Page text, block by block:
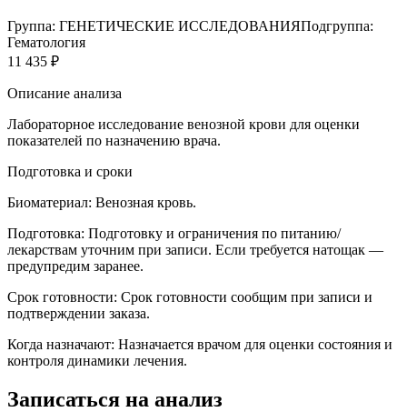
Группа: ГЕНЕТИЧЕСКИЕ ИССЛЕДОВАНИЯПодгруппа:
Гематология
11 435 ₽
Описание анализа
Лабораторное исследование венозной крови для оценки
показателей по назначению врача.
Подготовка и сроки
Биоматериал: Венозная кровь.
Подготовка: Подготовку и ограничения по питанию/
лекарствам уточним при записи. Если требуется натощак —
предупредим заранее.
Срок готовности: Срок готовности сообщим при записи и
подтверждении заказа.
Когда назначают: Назначается врачом для оценки состояния и
контроля динамики лечения.
Записаться на анализ